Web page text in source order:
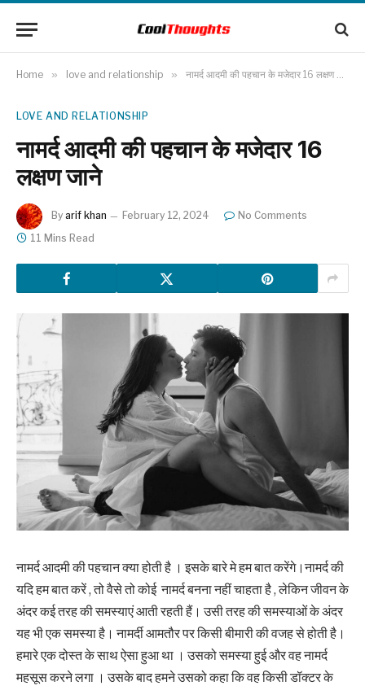
Home » love and relationship » नामर्द आदमी की पहचान के मजेदार 16 लक्षण जाने
LOVE AND RELATIONSHIP
नामर्द आदमी की पहचान के मजेदार 16
लक्षण जाने
By arif khan February 12, 2024
No Comments
11 Mins Read
नामर्द आदमी की पहचान क्या होती है । इसके बारे मे हम बात करेंगे।नामर्द की
यदि हम बात करें , तो वैसे तो कोई नामर्द बनना नहीं चाहता है , लेकिन जीवन के
अंदर कई तरह की समस्याएं आती रहती हैं। उसी तरह की समस्याओं के अंदर
यह भी एक समस्या है। नामर्दी आमतौर पर किसी बीमारी की वजह से होती है।
हमारे एक दोस्त के साथ ऐसा हुआ था । उसको समस्या हुई और वह नामर्द
महसूस करने लगा । उसके बाद हमने उसको कहा कि वह किसी डॉक्टर के